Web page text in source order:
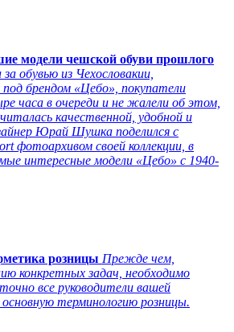
модели чешской обуви прошлого
обувью из Чехословакии,
под брендом «Цебо», покупатели
часа в очереди и не жалели об этом,
качественной, удобной и
Юрай Шушка поделился с
фотоархивом своей коллекции, в
интересные модели «Цебо» с 1940-
розницы Прежде чем,
конкретных задач, необходимо
все руководители вашей
терминологию розницы.